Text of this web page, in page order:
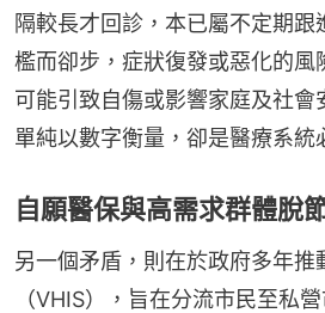
隔較長才回診，本已屬不定期
檻而卻步，症狀復發或惡化的風
可能引致自傷或影響家庭及社會
單純以數字衡量，卻是醫療系統
自願醫保與高需求群體脫
另一個矛盾，則在於政府多年推
（VHIS），旨在分流市民至私